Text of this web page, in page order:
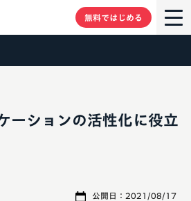
無料ではじめる
ーションの活性化に役立
公開日： 2021/08/17